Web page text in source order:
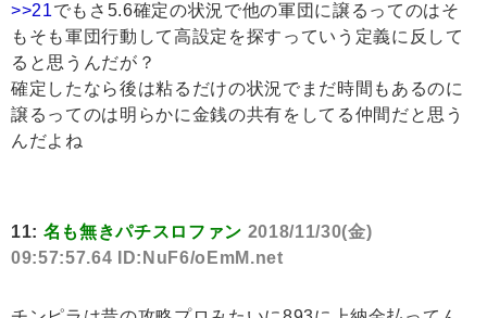
>>21でもさ5.6確定の状況で他の軍団に譲るってのはそ
もそも軍団行動して高設定を探すっていう定義に反して
ると思うんだが？
確定したなら後は粘るだけの状況でまだ時間もあるのに
譲るってのは明らかに金銭の共有をしてる仲間だと思う
んだよね
11: 名も無きパチスロファン 2018/11/30(金)
09:57:57.64 ID:NuF6/oEmM.net